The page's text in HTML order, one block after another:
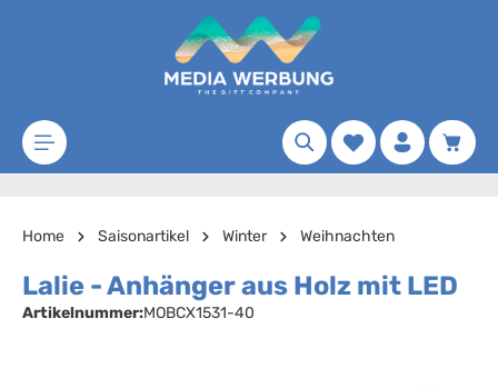
Zum Hauptinhalt springen
Merkzettel
Home Saisonartikel Winter Weihnachten
Lalie - Anhänger aus Holz mit LED
Artikelnummer:MOBCX1531-40